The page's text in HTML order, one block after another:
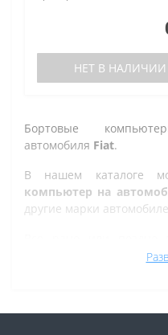
НЕТ В
Бортовые
автомобиля Fiat.
В нашем каталоге
компьютер на
другие марки
проблемой по